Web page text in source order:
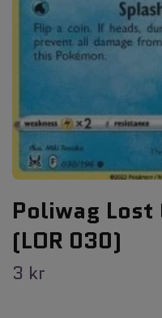
Poliwag
(LOR 030)
3 kr